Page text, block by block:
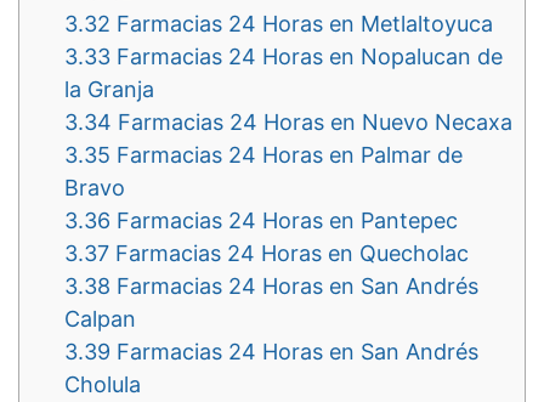
3.32 Farmacias 24 Horas en Metlaltoyuca
3.33 Farmacias 24 Horas en Nopalucan de
la Granja
3.34 Farmacias 24 Horas en Nuevo Necaxa
3.35 Farmacias 24 Horas en Palmar de
Bravo
3.36 Farmacias 24 Horas en Pantepec
3.37 Farmacias 24 Horas en Quecholac
3.38 Farmacias 24 Horas en San Andrés
Calpan
3.39 Farmacias 24 Horas en San Andrés
Cholula